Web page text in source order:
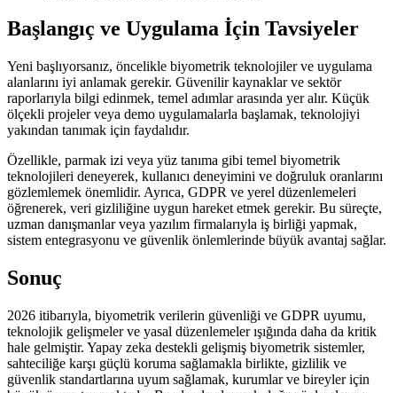
Başlangıç ve Uygulama İçin Tavsiyeler
Yeni başlıyorsanız, öncelikle biyometrik teknolojiler ve uygulama
alanlarını iyi anlamak gerekir. Güvenilir kaynaklar ve sektör
raporlarıyla bilgi edinmek, temel adımlar arasında yer alır. Küçük
ölçekli projeler veya demo uygulamalarla başlamak, teknolojiyi
yakından tanımak için faydalıdır.
Özellikle, parmak izi veya yüz tanıma gibi temel biyometrik
teknolojileri deneyerek, kullanıcı deneyimini ve doğruluk oranlarını
gözlemlemek önemlidir. Ayrıca, GDPR ve yerel düzenlemeleri
öğrenerek, veri gizliliğine uygun hareket etmek gerekir. Bu süreçte,
uzman danışmanlar veya yazılım firmalarıyla iş birliği yapmak,
sistem entegrasyonu ve güvenlik önlemlerinde büyük avantaj sağlar.
Sonuç
2026 itibarıyla, biyometrik verilerin güvenliği ve GDPR uyumu,
teknolojik gelişmeler ve yasal düzenlemeler ışığında daha da kritik
hale gelmiştir. Yapay zeka destekli gelişmiş biyometrik sistemler,
sahteciliğe karşı güçlü koruma sağlamakla birlikte, gizlilik ve
güvenlik standartlarına uyum sağlamak, kurumlar ve bireyler için